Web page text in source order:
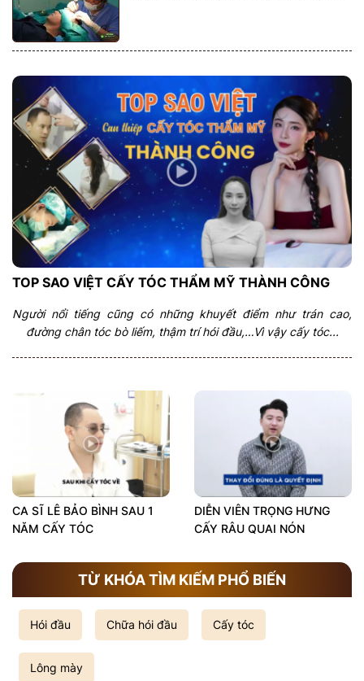
TOP SAO VIỆT CẤY TÓC THẨM MỸ THÀNH CÔNG
Người nổi tiếng cũng có những khuyết điểm như trán cao,
đường chân tóc bò liếm, thậm trí hói đầu,…Vì vậy cấy tóc...
CA SĨ LÊ BẢO BÌNH SAU 1
NĂM CẤY TÓC
DIỄN VIÊN TRỌNG HƯNG
CẤY RÂU QUAI NÓN
TỪ KHÓA TÌM KIẾM PHỔ BIẾN
Hói đầu Chữa hói đầu Cấy tóc
Lông mày